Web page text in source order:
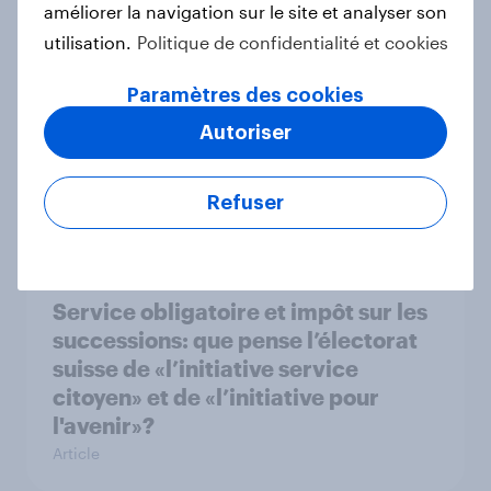
Article
La popularité d’Israël tombe à de
nouveaux plus bas dans plusieurs
pays clés d’Europe occidentale
Service obligatoire et impôt sur les
successions: que pense l’électorat
suisse de «l’initiative service
citoyen» et de «l’initiative pour
l'avenir»?
Article
améliorer la navigation sur le site et analyser son
utilisation. Politique de confidentialité et cookies
Paramètres des cookies
Refuser
Autoriser